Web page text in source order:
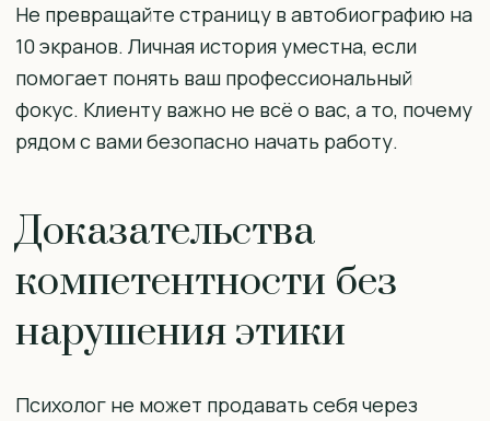
Не превращайте страницу в автобиографию на
10 экранов. Личная история уместна, если
помогает понять ваш профессиональный
фокус. Клиенту важно не всё о вас, а то, почему
рядом с вами безопасно начать работу.
Доказательства
компетентности без
нарушения этики
Психолог не может продавать себя через